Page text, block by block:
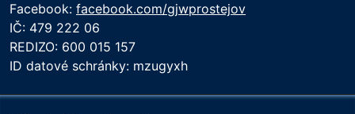
Facebook: facebook.com/gjwprostejov
IČ: 479 222 06
REDIZO: 600 015 157
ID datové schránky: mzugyxh